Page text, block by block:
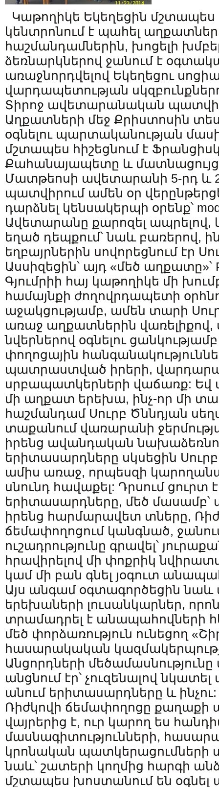
Կաթողիկե Եկեղեցին մշտապես
կենտրոնում է պահել
հաշմանդամներին, խոցելի
ձեռնարկներով ջանում է
առաջնորդվելով Եկեղեցու
վարդապետության
Տիրոջ ավետարանական
Աղքատների մեջ Քրիստոսին
օգնելու պարտականության
մշտապես հիշեցնում է
Քահանայապետը և
Մատթեոսի ավետարանի 5-րդ և
պատվիրում ամեն օր
դարձնել կենսակերպի օրենք՝
Ավետարանը քարոզել ապրելով,
եղած դեպքում՝ նաև բառերով,
եղբայրներին սովորեցնում էր
Ասսիզեցին՝ այդ «մեծ աղքատը»՝
Գյումրիի հայ կաթողիկե մի
համայնքի ժողովրդապետի
աջակցությամբ, ամեն տարի
առաջ աղքատներին վառելիքով,
նվերներով օգնելու
փողոցային
պատրաստված իրերի,
սրբապատկերների վաճառք: Եվ
մի աղքատ երեխա, ինչ-որ մի
հաշմանդամ Սուրբ Ծննդյան
տաքանում վառարանի
իրենց ավանդական
երիտասարդները սկսեցին
ամիս առաջ, որպեսզի
սնունդ հավաքել: Դրսում ցուրտ
երիտասարդները, մեծ մասամբ՝
իրենց հարմարավետ տները,
ճեմափողոցում կանգնած,
ուշադրությունը գրավել՝
հրավիրելով մի փոքրիկ
կամ մի բան գնել յօգուտ
Այս անգամ օգտագործեցին
երեխաների լուսանկարներ,
տրամադրել է անապահովների
մեծ փորձառություն ունեցող
հասարակական
Անցորդների
անցնում էր՝ չուզենալով
անում երիտասարդները և
Ռիժկովի ճեմափողոցը քաղաքի
վայրերից է, ուր կարող ես
մասնագիտությունների,
կրոնական պատկերացումների
նաև՝ շատերի կողմից հարգի
մշտապես խոստանում են օգնել